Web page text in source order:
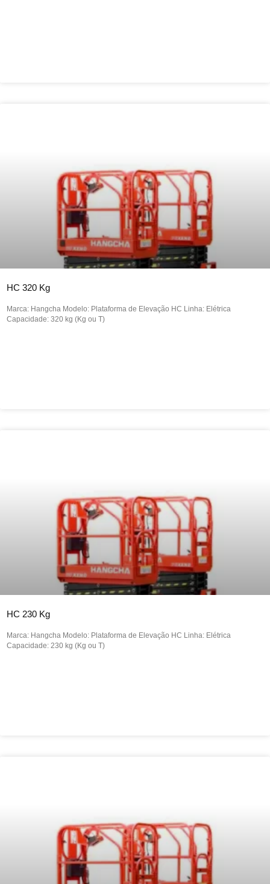
HC 320 Kg
Marca: Hangcha Modelo: Plataforma de Elevação HC Linha: Elétrica
Capacidade: 320 kg (Kg ou T)
HC 230 Kg
Marca: Hangcha Modelo: Plataforma de Elevação HC Linha: Elétrica
Capacidade: 230 kg (Kg ou T)